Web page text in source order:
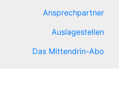
Ansprechpartner
Auslagestellen
Das Mittendrin-Abo